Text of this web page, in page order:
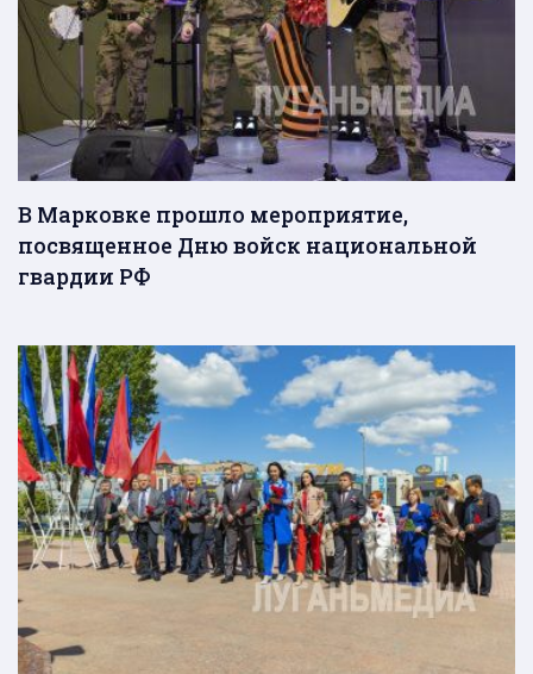
В Марковке прошло мероприятие,
посвященное Дню войск национальной
гвардии РФ